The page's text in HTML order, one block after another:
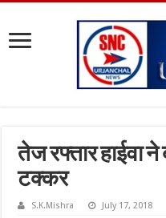
तेज रफ्तार हाईवा ने
टक्कर
S.K.Mishra July 17, 2018